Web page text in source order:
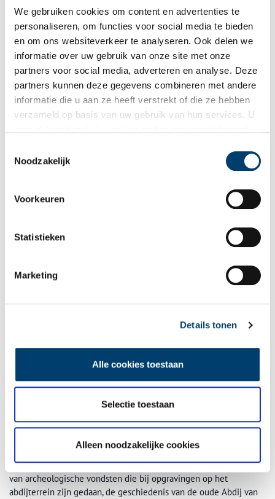
We gebruiken cookies om content en advertenties te
personaliseren, om functies voor social media te bieden
en om ons websiteverkeer te analyseren. Ook delen we
informatie over uw gebruik van onze site met onze
partners voor social media, adverteren en analyse. Deze
partners kunnen deze gegevens combineren met andere
informatie die u aan ze heeft verstrekt of die ze hebben
verzameld op basis van uw gebruik van hun services. U
Noodzakelijk
Voorkeuren
Statistieken
Marketing
Details tonen
Alle cookies toestaan
Selectie toestaan
Alleen noodzakelijke cookies
het terrein van de abdij. Het eerste ‘échte’ onderzoek op het
terrein stond onder leiding van Holwerda, die de Adelbertuskapel
en put aan het daglicht bracht. Het meest uitgebreide onderzoek
stond onder leiding van Van Giffen. Deze ontdekte niet alleen
een Romeins-inheemse nederzetting op het terrein, maar ook de
resten van vroegmiddeleeuwse woonhuizen en het houten
kloostergebouw. Daarna bracht hij de contouren in beeld van de
grote abdijkerk die als ruïne het langst heeft bestaan. In deze
kerk zijn een aantal Hollandse graven en hun familie bijgezet.
figuren. In de huidige abdijkerk herinnert een monument aan hen.
De huidige Abdij van Egmond of de Adelbertabdij. Rijksdienst voor het cultureel
Bodemschatten van de Abdij van Egmond
In de twintigste eeuw werd het klooster herbouwd. Op 23
augustus 1935 werd de Priorij van St.-Adelbert door monniken uit
abdij, in het inmiddels aanzienlijk uitgebreide gebouw. Nu is er
onder andere een permanente tentoonstelling die, aan de hand
van archeologische vondsten die bij opgravingen op het
abdijterrein zijn gedaan, de geschiedenis van de oude Abdij van